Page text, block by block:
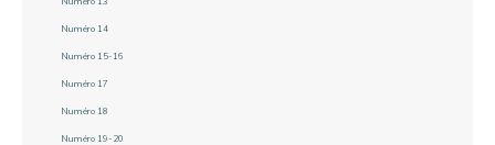
Numéro 14
Numéro 15-16
Numéro 17
Numéro 18
Numéro 19-20